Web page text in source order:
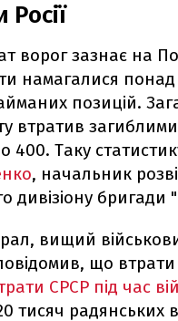
Росії
ворог зазнає на
намагалися понад
позицій.
втратив
400. Таку
, начальник
дивізіону бригади
вищий
що втрати
СРСР під час
тисяч радянських